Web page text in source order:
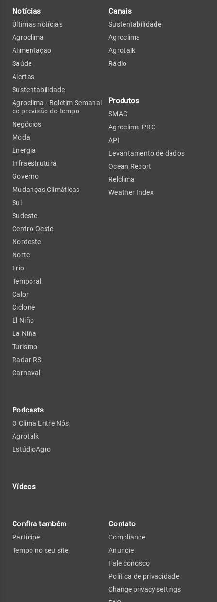
Notícias
Últimas notícias
Agroclima
Alimentação
Saúde
Alertas
Sustentabilidade
Agroclima - Boletim Semanal
de previsão do tempo
Negócios
Moda
Energia
Infraestrutura
Governo
Mudanças Climáticas
Sul
Sudeste
Centro-Oeste
Nordeste
Norte
Frio
Temporal
Calor
Ciclone
El Niño
La Niña
Turismo
Radar RS
Carnaval
Podcasts
O Clima Entre Nós
Agrotalk
EstúdioAgro
Vídeos
Canais
Sustentabilidade
Agroclima
Agrotalk
Rádio
Produtos
SMAC
Agroclima PRO
API
Levantamento de dados
Ocean Report
Relclima
Weather Index
Confira também
Participe
Tempo no seu site
Contato
Compliance
Anuncie
Fale conosco
Política de privacidade
Change privacy settings